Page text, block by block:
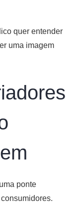
quer entender
uma imagem
ponte